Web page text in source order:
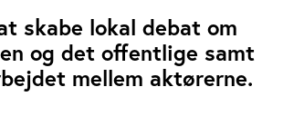
skabe lokal debat om
og det offentlige samt
mellem aktørerne.